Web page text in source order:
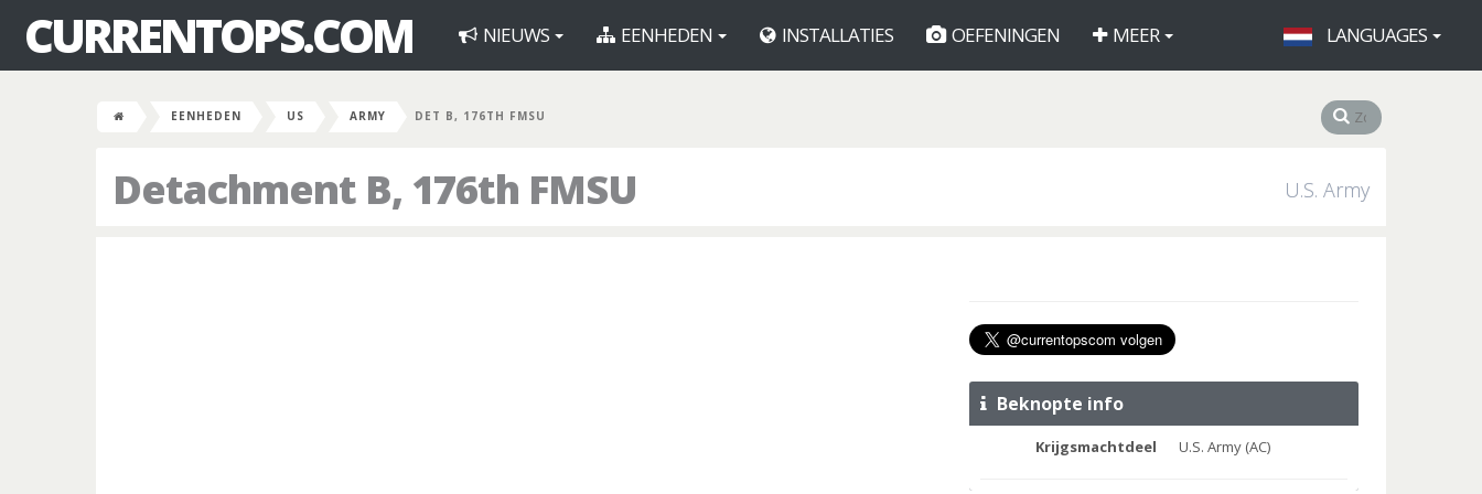
CURRENTOPS.COM NIEUWS EENHEDEN INSTALLATIES OEFENINGEN MEER LANGUAGES
EENHEDEN US ARMY DET B, 176TH FMSU
Detachment B, 176th FMSU U.S. Army
Beknopte info
Krijgsmachtdeel U.S. Army (AC)